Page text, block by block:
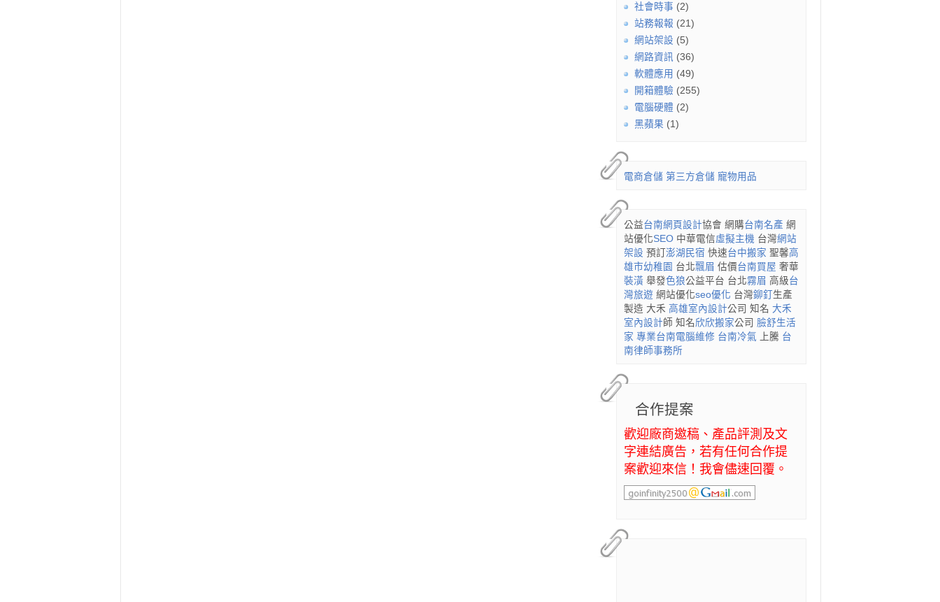
社會時事 (2)
站務報報 (21)
網站架設 (5)
網路資訊 (36)
軟體應用 (49)
開箱體驗 (255)
電腦硬體 (2)
黑蘋果 (1)
電商倉儲 第三方倉儲 寵物用品
公益台南網頁設計協會 網購台南名產 網
站優化SEO 中華電信虛擬主機 台灣網站
架設 預訂 澎湖民宿 快速台中搬家 聖馨高
雄市幼稚園 台北飄眉 估價台南買屋 奢華
裝潢 舉發色狼公益平台 台北霧眉 高級台
灣旅遊 網站優化seo優化 台灣鉚釘 生產
製造 大禾 高雄室內設計公司 知名 大禾
室內設計 師 知名欣欣搬家公司 臉舒生活
家 專業台南電腦維修 台南冷氣 上騰 台
南律師事務所
合作提案
歡迎廠商邀稿、產品評測及文
字連結廣告，若有任何合作提
案歡迎來信！我會儘速回覆。